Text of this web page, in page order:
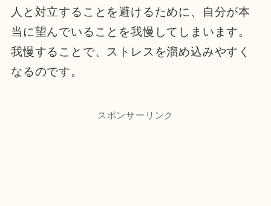
人と対立することを避けるために、自分が本
当に望んでいることを我慢してしまいます。
我慢することで、ストレスを溜め込みやすく
なるのです。
スポンサーリンク